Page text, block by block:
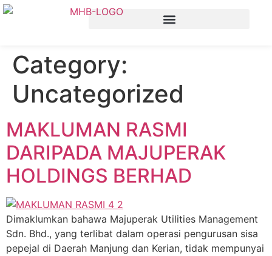
Category:
Uncategorized
MAKLUMAN RASMI
DARIPADA MAJUPERAK
HOLDINGS BERHAD
Dimaklumkan bahawa Majuperak Utilities Management
Sdn. Bhd., yang terlibat dalam operasi pengurusan sisa
pepejal di Daerah Manjung dan Kerian, tidak mempunyai